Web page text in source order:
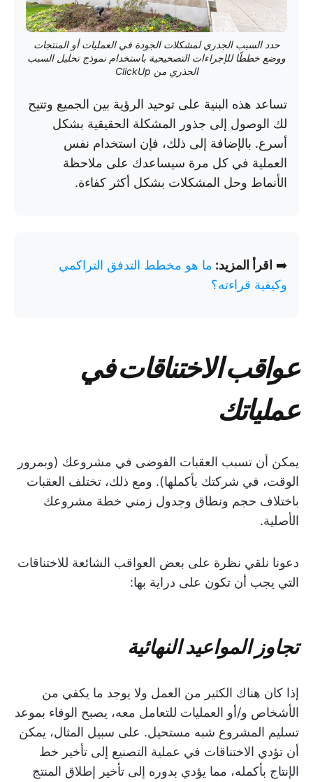
حدد السبب الجذري لمشكلات الجودة في العمليات أو المنتجات
ووضع خططًا للإجراءات التصحيحية باستخدام نموذج تحليل السبب
الجذري من ClickUp
تساعد هذه البنية على توحيد الرؤية بين الجميع وتتيح
لك الوصول إلى جذور المشكلة الحقيقية بشكل
أسرع. بالإضافة إلى ذلك، فإن استخدام نفس
العملية في كل مرة سيساعدك على ملاحظة
الأنماط وحل المشكلات بشكل أكثر كفاءة.
➡️ اقرأ المزيد: ما هو مخطط التدفق التراكمي
وكيفية قراءته؟
عواقب الاختناقات في
عملياتك
يمكن أن تسبب العقبات الفوضى في مشروعك (وبمرور
الوقت، في شركتك بأكملها). ومع ذلك، تختلف العقبات
باختلاف حجم ونطاق وجدول زمني خطة مشروعك
الأصلية.
دعونا نلقي نظرة على بعض العواقب الشائعة للاختناقات
التي يجب أن تكون على دراية بها:
تجاوز المواعيد النهائية
إذا كان هناك الكثير من العمل ولا يوجد ما يكفي من
الأشخاص و/أو العمليات للتعامل معه، يصبح الوفاء بموعد
تسليم المشروع شبه مستحيل. على سبيل المثال، يمكن
أن تؤدي الاختناقات في عملية التصنيع إلى تأخير خط
الإنتاج بأكمله، مما يؤدي بدوره إلى تأخير إطلاق المنتج